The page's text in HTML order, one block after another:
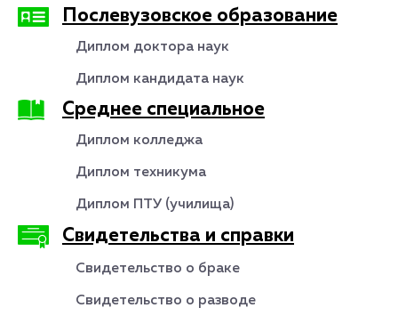
Послевузовское образование
Диплом доктора наук
Диплом кандидата наук
Среднее специальное
Диплом колледжа
Диплом техникума
Диплом ПТУ (училища)
Свидетельства и справки
Свидетельство о браке
Свидетельство о разводе